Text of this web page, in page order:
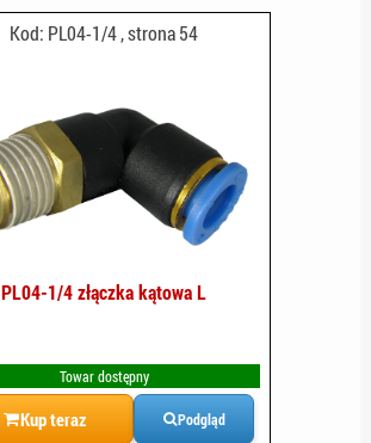
Kod: PL04-1/4 , strona 54
PL04-1/4 złączka kątowa L
Towar dostępny
Kup teraz Podgląd